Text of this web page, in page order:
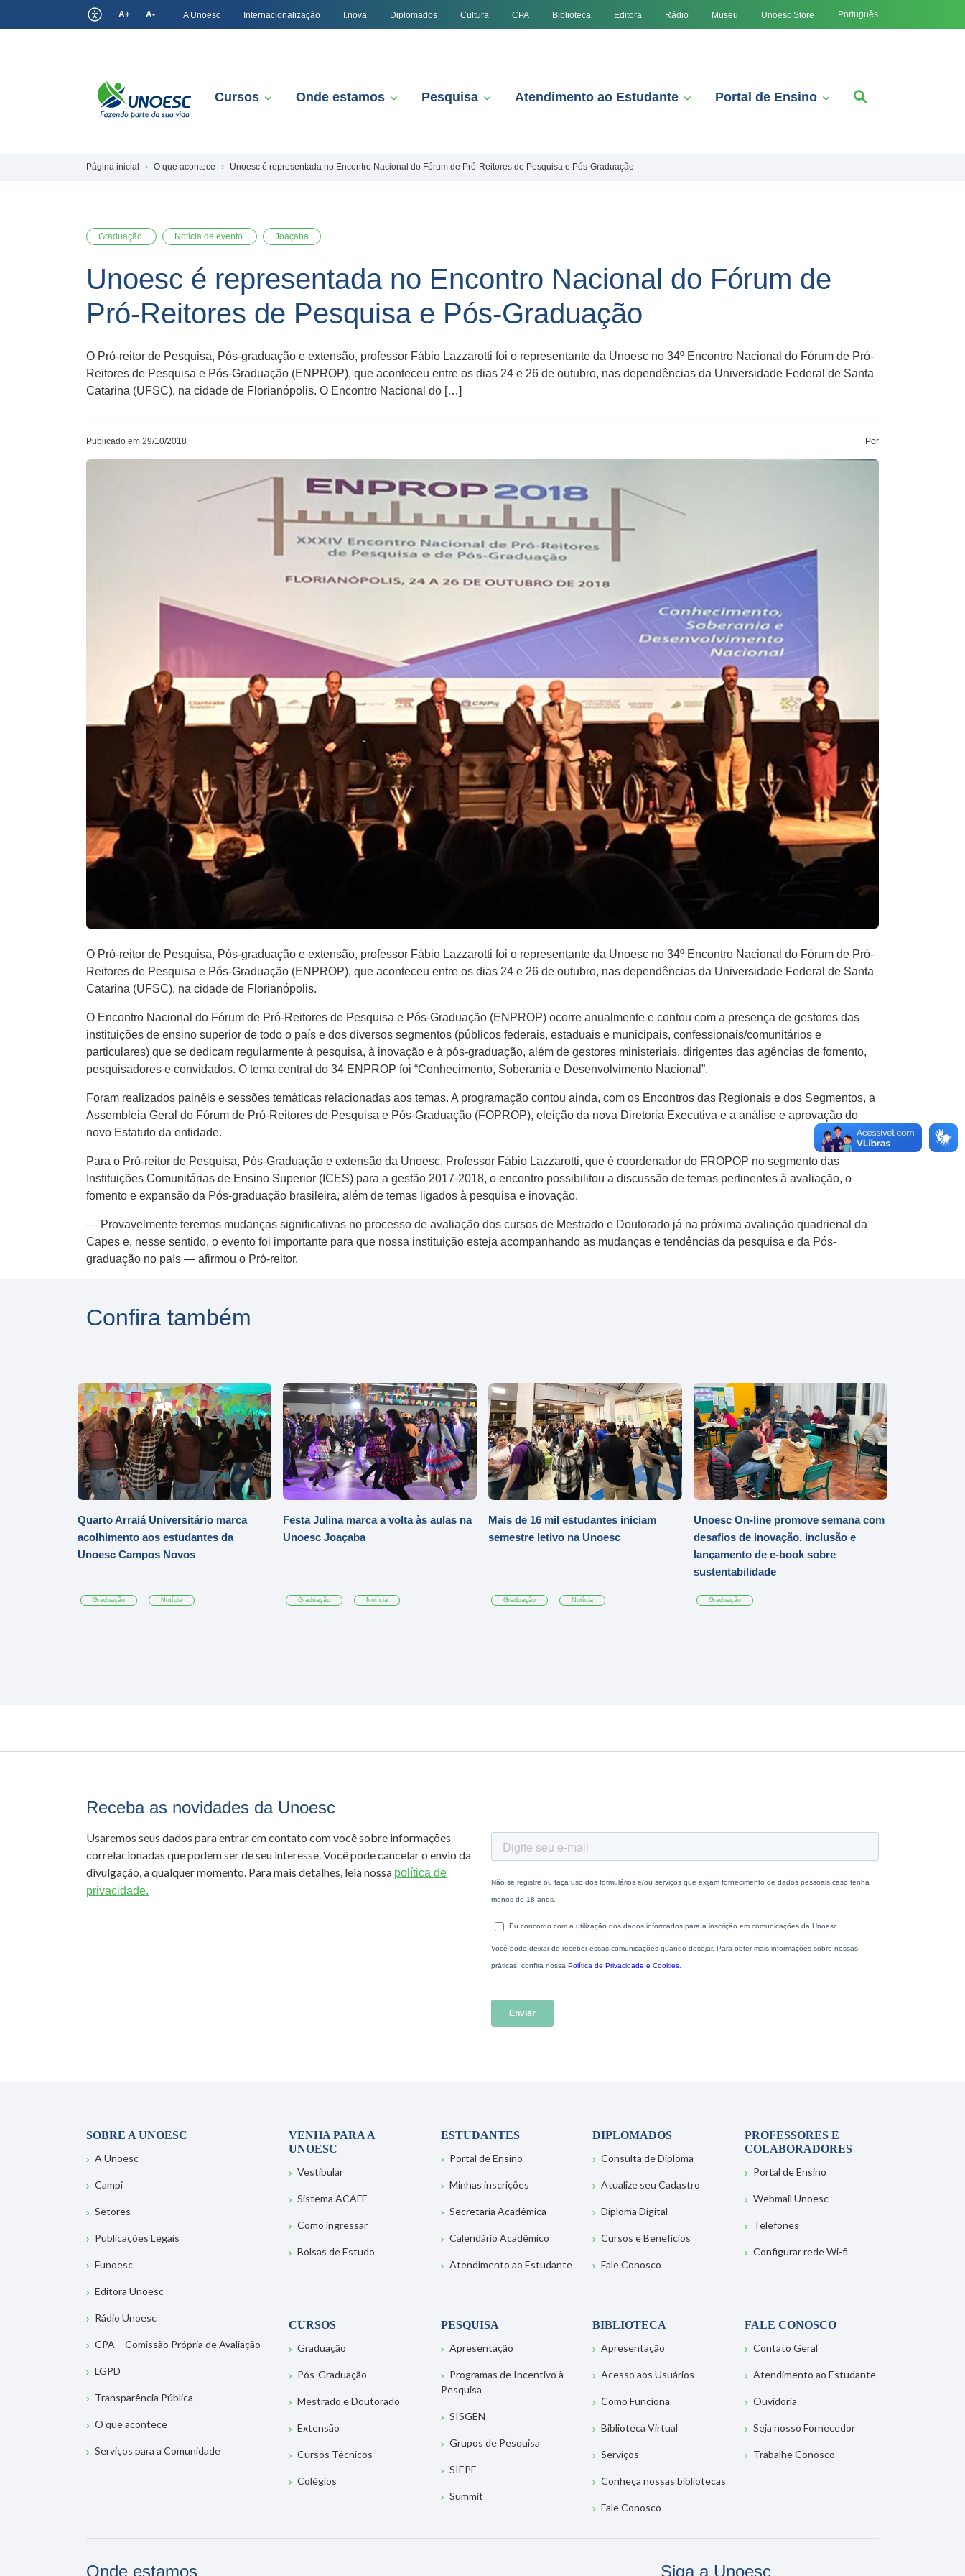
A+ A- A Unoesc Internacionalização I.nova Diplomados Cultura CPA Biblioteca Editora Rádio Museu Unoesc Store Português
Cursos Onde estamos Pesquisa Atendimento ao Estudante Portal de Ensino
Página inicial O que acontece Unoesc é representada no Encontro Nacional do Fórum de Pró-Reitores de Pesquisa e Pós-Graduação
Graduação Notícia de evento Joaçaba
Unoesc é representada no Encontro Nacional do Fórum de
Pró-Reitores de Pesquisa e Pós-Graduação
O Pró-reitor de Pesquisa, Pós-graduação e extensão, professor Fábio Lazzarotti foi o representante da Unoesc no 34º Encontro Nacional do Fórum de Pró-
Reitores de Pesquisa e Pós-Graduação (ENPROP), que aconteceu entre os dias 24 e 26 de outubro, nas dependências da Universidade Federal de Santa
Catarina (UFSC), na cidade de Florianópolis. O Encontro Nacional do […]
Publicado em 29/10/2018 Por
O Pró-reitor de Pesquisa, Pós-graduação e extensão, professor Fábio Lazzarotti foi o representante da Unoesc no 34º Encontro Nacional do Fórum de Pró-
Reitores de Pesquisa e Pós-Graduação (ENPROP), que aconteceu entre os dias 24 e 26 de outubro, nas dependências da Universidade Federal de Santa
Catarina (UFSC), na cidade de Florianópolis.
O Encontro Nacional do Fórum de Pró-Reitores de Pesquisa e Pós-Graduação (ENPROP) ocorre anualmente e contou com a presença de gestores das
instituições de ensino superior de todo o país e dos diversos segmentos (públicos federais, estaduais e municipais, confessionais/comunitários e
particulares) que se dedicam regularmente à pesquisa, à inovação e à pós-graduação, além de gestores ministeriais, dirigentes das agências de fomento,
pesquisadores e convidados. O tema central do 34 ENPROP foi “Conhecimento, Soberania e Desenvolvimento Nacional”.
Foram realizados painéis e sessões temáticas relacionadas aos temas. A programação contou ainda, com os Encontros das Regionais e dos Segmentos, a
Assembleia Geral do Fórum de Pró-Reitores de Pesquisa e Pós-Graduação (FOPROP), eleição da nova Diretoria Executiva e a análise e aprovação do
novo Estatuto da entidade.
Para o Pró-reitor de Pesquisa, Pós-Graduação e extensão da Unoesc, Professor Fábio Lazzarotti, que é coordenador do FROPOP no segmento das
Instituições Comunitárias de Ensino Superior (ICES) para a gestão 2017-2018, o encontro possibilitou a discussão de temas pertinentes à avaliação, o
fomento e expansão da Pós-graduação brasileira, além de temas ligados à pesquisa e inovação.
— Provavelmente teremos mudanças significativas no processo de avaliação dos cursos de Mestrado e Doutorado já na próxima avaliação quadrienal da
Capes e, nesse sentido, o evento foi importante para que nossa instituição esteja acompanhando as mudanças e tendências da pesquisa e da Pós-
graduação no país — afirmou o Pró-reitor.
Confira também
Quarto Arraiá Universitário marca
acolhimento aos estudantes da
Unoesc Campos Novos
Graduação Notícia
Festa Julina marca a volta às aulas na
Unoesc Joaçaba
Graduação Notícia
Mais de 16 mil estudantes iniciam
semestre letivo na Unoesc
Graduação Notícia
Unoesc On-line promove semana com
desafios de inovação, inclusão e
lançamento de e-book sobre
sustentabilidade
Graduação
Receba as novidades da Unoesc
Usaremos seus dados para entrar em contato com você sobre informações
correlacionadas que podem ser de seu interesse. Você pode cancelar o envio da
divulgação, a qualquer momento. Para mais detalhes, leia nossa política de
privacidade.
SOBRE A UNOESC
A Unoesc
Campi
Setores
Publicações Legais
Funoesc
Editora Unoesc
Rádio Unoesc
CPA – Comissão Própria de Avaliação
LGPD
Transparência Pública
O que acontece
Serviços para a Comunidade
VENHA PARA A
UNOESC
Vestibular
Sistema ACAFE
Como ingressar
Bolsas de Estudo
ESTUDANTES
Portal de Ensino
Minhas inscrições
Secretaria Acadêmica
Calendário Acadêmico
Atendimento ao Estudante
DIPLOMADOS
Consulta de Diploma
Atualize seu Cadastro
Diploma Digital
Cursos e Benefícios
Fale Conosco
PROFESSORES E
COLABORADORES
Portal de Ensino
Webmail Unoesc
Telefones
Configurar rede Wi-fi
CURSOS
Graduação
Pós-Graduação
Mestrado e Doutorado
Extensão
Cursos Técnicos
Colégios
PESQUISA
Apresentação
Programas de Incentivo à
Pesquisa
SISGEN
Grupos de Pesquisa
SIEPE
Summit
BIBLIOTECA
Apresentação
Acesso aos Usuários
Como Funciona
Biblioteca Virtual
Serviços
Conheça nossas bibliotecas
Fale Conosco
FALE CONOSCO
Contato Geral
Atendimento ao Estudante
Ouvidoria
Seja nosso Fornecedor
Trabalhe Conosco
Onde estamos Siga a Unoesc